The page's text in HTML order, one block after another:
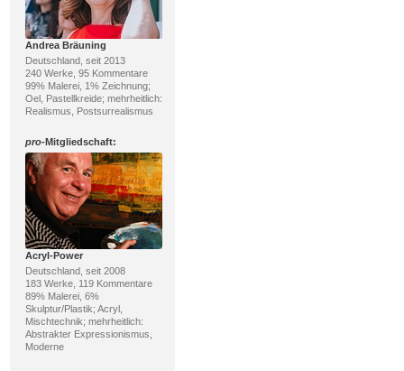
Andrea Bräuning
Deutschland, seit 2013
240 Werke, 95 Kommentare
99% Malerei, 1% Zeichnung;
Oel, Pastellkreide; mehrheitlich:
Realismus, Postsurrealismus
pro-Mitgliedschaft:
Acryl-Power
Deutschland, seit 2008
183 Werke, 119 Kommentare
89% Malerei, 6%
Skulptur/Plastik; Acryl,
Mischtechnik; mehrheitlich:
Abstrakter Expressionismus,
Moderne